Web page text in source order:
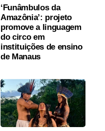
‘Funâmbulos da
Amazônia’: projeto
promove a linguagem
do circo em
instituições de ensino
de Manaus